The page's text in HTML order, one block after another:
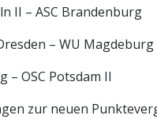
II – ASC Brandenburg
– WU Magdeburg
– OSC Potsdam II
zur neuen